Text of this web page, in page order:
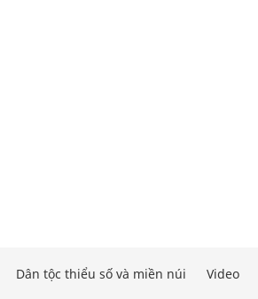
Dân tộc thiểu số và miền núi Video